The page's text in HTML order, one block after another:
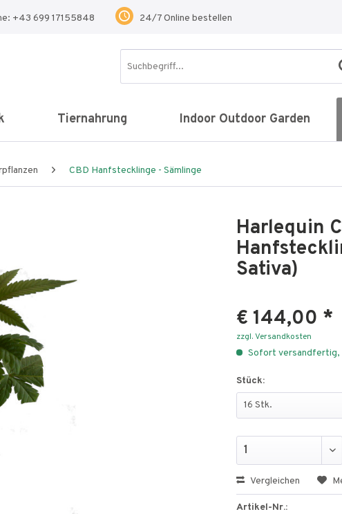
+43 699 17155848 24/7 Online bestellen
Tiernahrung Indoor Outdoor Garden
CBD Hanfstecklinge - Sämlinge
Harlequin
Sativa)
€ 144,00 *
zzgl. Versandkosten
Sofort versandfertig,
Stück:
Vergleichen
Artikel-Nr.: